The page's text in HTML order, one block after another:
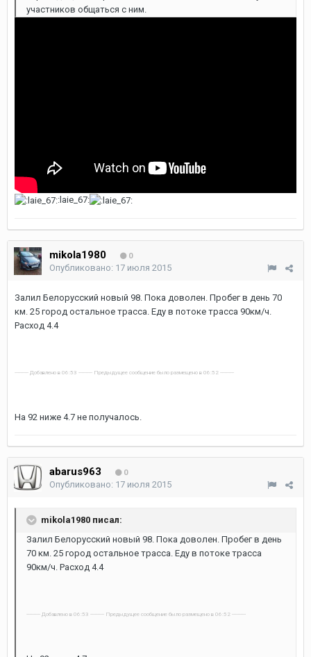
участников общаться с ним.
:laie_67:
mikola1980 0
Опубликовано: 17 июля 2015
Залил Белорусский новый 98. Пока доволен. Пробег в день 70
км. 25 город остальное трасса. Еду в потоке трасса 90км/ч.
Расход 4.4
---------- Добавлено в 06:53 ---------- Предыдущее сообщение было размещено в 06:52 ----------
На 92 ниже 4.7 не получалось.
abarus963 0
Опубликовано: 17 июля 2015
mikola1980 писал:
Залил Белорусский новый 98. Пока доволен. Пробег в день
70 км. 25 город остальное трасса. Еду в потоке трасса
90км/ч. Расход 4.4
---------- Добавлено в 06:53 ---------- Предыдущее сообщение было размещено в 06:52 ----------